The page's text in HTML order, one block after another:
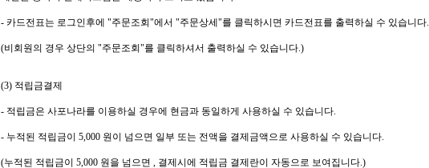
- 카드전표는 로그인후에 "주문조회"에서 "주문상세"를 클릭하시면 카드전표를 출력하실 수 있습니다.
(비회원의 경우 상단의 "주문조회"를 클릭하셔서 출력하실 수 있습니다.)
(3) 적립금결제
- 적립금은 사포나라를 이용하실 경우에 현금과 동일하게 사용하실 수 있습니다.
- 누적된 적립금이 5,000 원이 넘으면 일부 또는 전액을 결제금액으로 사용하실 수 있습니다.
(누적된 적립금이 5,000 원을 넘으면 , 결제시에 적립금 결제란이 자동으로 보여집니다.)